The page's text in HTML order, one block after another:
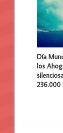
Día
los
236.000